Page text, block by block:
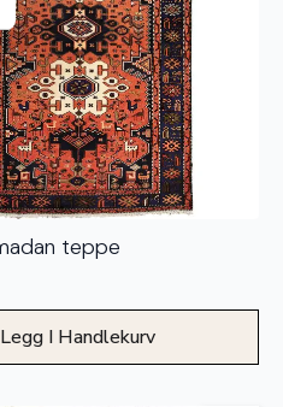
teppe
Legg I Handlekurv